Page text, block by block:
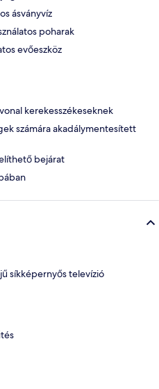
ásványvíz
poharak
evőeszköz
kerekesszékeseknek
számára akadálymentesített
bejárat
síkképernyős televízió